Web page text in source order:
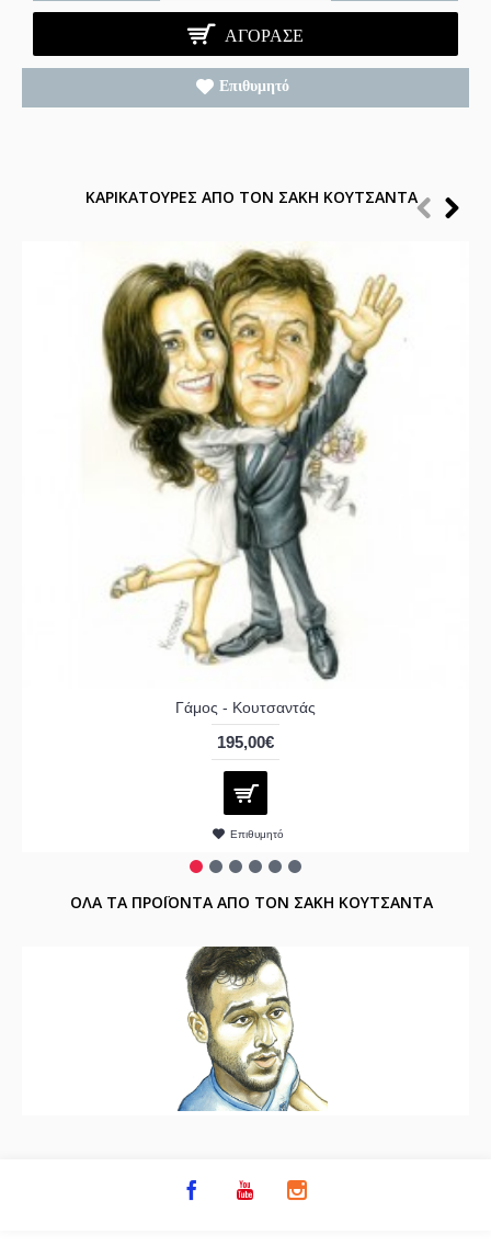
ΑΓΌΡΑΣΕ
Επιθυμητό
ΚΑΡΙΚΑΤΟΥΡΕΣ ΑΠΟ ΤΟΝ ΣΑΚΗ ΚΟΥΤΣΑΝΤΑ
Γάμος - Κουτσαντάς
195,00€
Επιθυμητό
ΟΛΑ ΤΑ ΠΡΟΪΟΝΤΑ ΑΠΟ ΤΟΝ ΣΑΚΗ ΚΟΥΤΣΑΝΤΑ